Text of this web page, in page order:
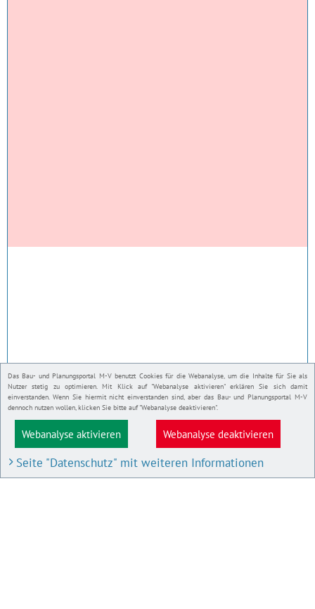
Das Bau- und Planungsportal M-V benutzt Cookies für die Webanalyse, um die Inhalte für Sie als
Nutzer stetig zu optimieren. Mit Klick auf "Webanalyse aktivieren" erklären Sie sich damit
einverstanden. Wenn Sie hiermit nicht einverstanden sind, aber das Bau- und Planungsportal M-V
dennoch nutzen wollen, klicken Sie bitte auf "Webanalyse deaktivieren".
Webanalyse aktivieren Webanalyse deaktivieren
Seite "Datenschutz" mit weiteren Informationen
BAU- UND PLANUNGSPORTAL M-V